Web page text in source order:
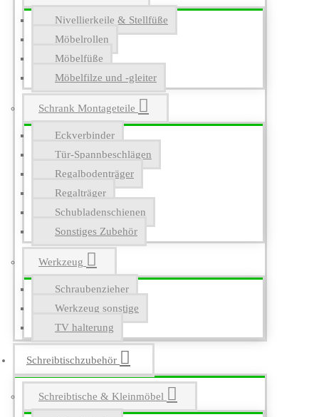
Nivellierkeile & Stellfüße
Möbelrollen
Möbelfüße
Möbelfilze und -gleiter
Schrank Montageteile
Eckverbinder
Tür-Spannbeschlägen
Regalbodenträger
Regalträger
Schubladenschienen
Sonstiges Zubehör
Werkzeug
Schraubenzieher
Werkzeug sonstige
TV halterung
Schreibtischzubehör
Schreibtische & Kleinmöbel